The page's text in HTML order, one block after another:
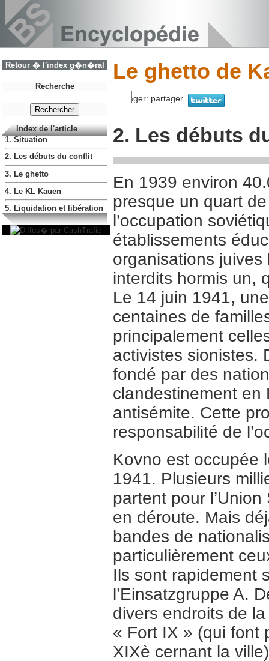
Retour � l'index g�n�ral
Recherche
Index de l'article
1. Situation
2. Les débuts du conflit
3. Le ghetto
4. Le KL Kauen
5. Liquidation et libération
Le ghetto de
Partager: partager
2. Les débuts
En 1939 environ
presque un quart
l’occupation
établissements
organisations
interdits hormis un,
Le 14 juin 1941,
centaines de
principalement
activistes sionistes.
fondé par des
clandestinement en
antisémite. Cette
responsabilité de
Kovno est occupée
1941. Plusieurs
partent pour
en déroute. Mais
bandes de
particulièrement
Ils sont rapidement
l’Einsatzgruppe A.
divers endroits de
« Fort IX » (qui font
XIXè cernant la